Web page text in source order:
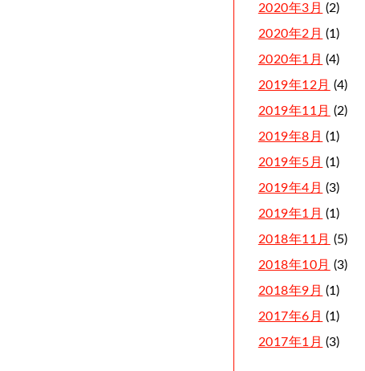
2020年3月 (2)
2020年2月 (1)
2020年1月 (4)
2019年12月 (4)
2019年11月 (2)
2019年8月 (1)
2019年5月 (1)
2019年4月 (3)
2019年1月 (1)
2018年11月 (5)
2018年10月 (3)
2018年9月 (1)
2017年6月 (1)
2017年1月 (3)